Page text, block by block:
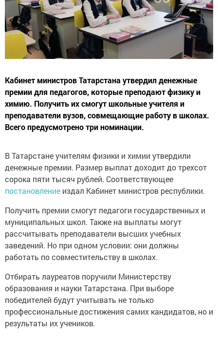
Кабинет министров Татарстана утвердил денежные
премии для педагогов, которые преподают физику и
химию. Получить их смогут школьные учителя и
преподаватели вузов, совмещающие работу в школах.
Всего предусмотрено три номинации.
В Татарстане учителям физики и химии утвердили
денежные премии. Размер выплат доходит до трехсот
сорока пяти тысяч рублей. Соответствующее
постановление издал Кабинет министров республики.
Получить премии смогут педагоги государственных и
муниципальных школ. Также на выплаты могут
рассчитывать преподаватели высших учебных
заведений. Но при одном условии: они должны
работать по совместительству в школах.
Отбирать лауреатов поручили Министерству
образования и науки Татарстана. При выборе
победителей будут учитывать не только
профессиональные достижения самих кандидатов, но и
результаты их учеников.